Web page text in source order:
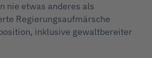
nie etwas anderes als
Regierungsaufmärsche
inklusive gewaltbereiter